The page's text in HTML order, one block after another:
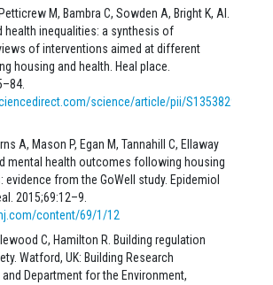
M, Bambra C, Sowden A, Bright K, Al.
health inequalities: a synthesis of
of interventions aimed at different
housing and health. Heal place.
science/article/pii/
A, Mason P, Egan M, Tannahill C, Ellaway
mental health outcomes following housing
evidence from the GoWell study. Epidemiol
2015;69:12–9.
content/69/1/12
C, Hamilton R. Building regulation
Watford, UK: Building Research
Department for the Environment,